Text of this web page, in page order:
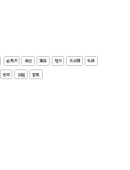
岩見沢 帯広 恵庭 旭川 未分類 札幌
赤平 釧路 音更